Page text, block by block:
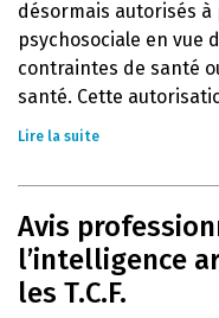
désormais autorisés
psychosociale en vue
contraintes de santé
santé. Cette
Lire la suite
Avis
l’intelligence
les T.C.F.